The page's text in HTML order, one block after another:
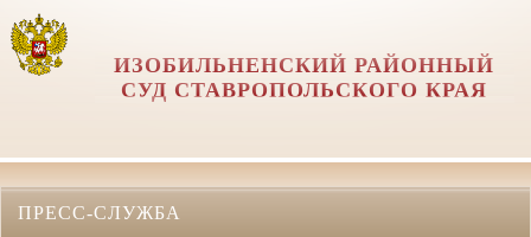
ИЗОБИЛЬНЕНСКИЙ РАЙОННЫЙ
СУД СТАВРОПОЛЬСКОГО КРАЯ
ПРЕСС-СЛУЖБА